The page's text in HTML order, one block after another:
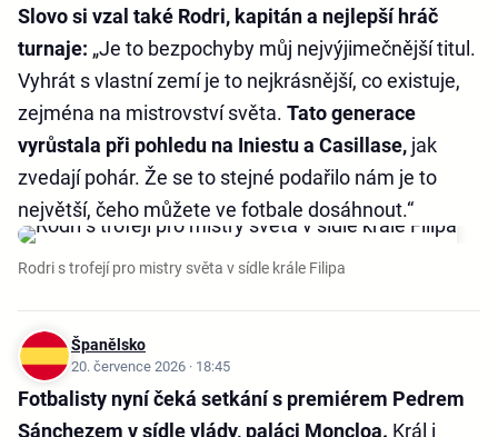
Slovo si vzal také Rodri, kapitán a nejlepší hráč
turnaje: „Je to bezpochyby můj nejvýjimečnější titul.
Vyhrát s vlastní zemí je to nejkrásnější, co existuje,
zejména na mistrovství světa. Tato generace
vyrůstala při pohledu na Iniestu a Casillase, jak
zvedají pohár. Že se to stejné podařilo nám je to
největší, čeho můžete ve fotbale dosáhnout.“
Rodri s trofejí pro mistry světa v sídle krále Filipa
Španělsko
20. července 2026 · 18:45
Fotbalisty nyní čeká setkání s premiérem Pedrem
Sánchezem v sídle vlády, paláci Moncloa. Král i